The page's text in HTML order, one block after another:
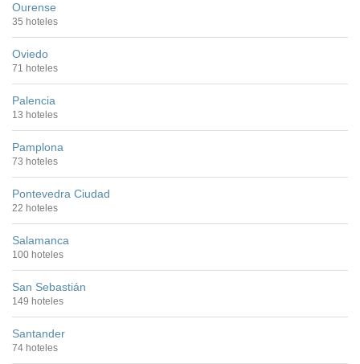
Ourense
35 hoteles
Oviedo
71 hoteles
Palencia
13 hoteles
Pamplona
73 hoteles
Pontevedra Ciudad
22 hoteles
Salamanca
100 hoteles
San Sebastián
149 hoteles
Santander
74 hoteles